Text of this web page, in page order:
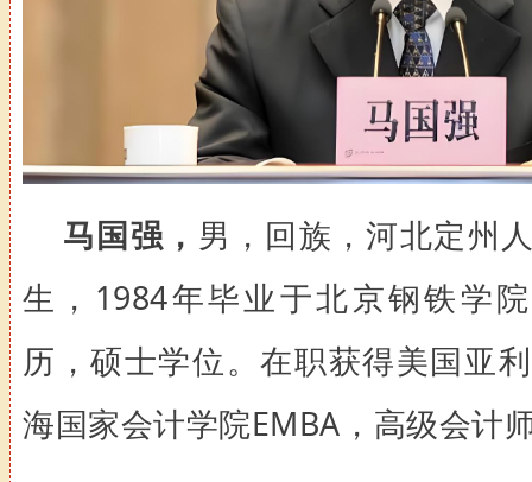
马国强， 男，回族，河北定州
生，1984年毕业于北京钢铁学
历，硕士学位。在职获得美国亚
海国家会计学院EMBA，高级会计